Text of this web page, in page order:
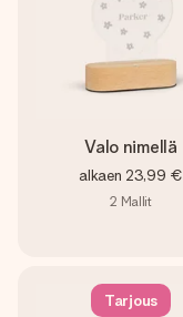
Valo nimellä
alkaen 23,99 €
2 Mallit
Tarjous